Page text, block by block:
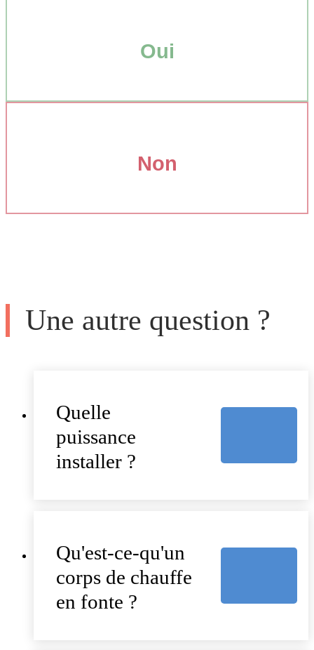
Oui
Non
Une autre question ?
Quelle
puissance
installer ?
Qu'est-ce-qu'un
corps de chauffe
en fonte ?